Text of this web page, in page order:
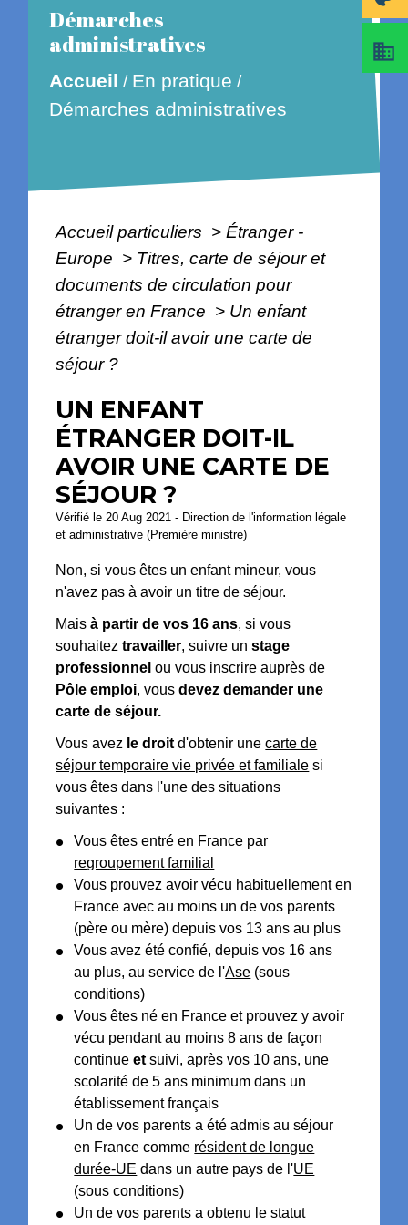
Démarches
administratives
Accueil / En pratique /
Démarches administratives
Accueil particuliers > Étranger -
Europe > Titres, carte de séjour et
documents de circulation pour
étranger en France > Un enfant
étranger doit-il avoir une carte de
séjour ?
UN ENFANT
ÉTRANGER DOIT-IL
AVOIR UNE CARTE DE
SÉJOUR ?
Vérifié le 20 Aug 2021 - Direction de l'information légale
et administrative (Première ministre)
Non, si vous êtes un enfant mineur, vous
n'avez pas à avoir un titre de séjour.
Maisà partir de vos 16 ans, si vous
souhaitez travailler, suivre unstage
professionnel ou vous inscrire auprès de
Pôle emploi, vousdevez demander une
carte de séjour.
Vous avez le droit d'obtenir unecarte de
séjour temporaire vie privée et familiale si
vous êtes dans l'une des situations
suivantes :
Vous êtes entré en France par
regroupement familial
Vous prouvez avoir vécu habituellement en
France avec au moins un de vos parents
(père ou mère) depuis vos 13 ans au plus
Vous avez été confié, depuis vos 16 ans
au plus, au service de l'Ase (sous
conditions)
Vous êtes né en France et prouvez y avoir
vécu pendant au moins 8 ans de façon
continueet suivi, après vos 10 ans, une
scolarité de 5 ans minimum dans un
établissement français
Un de vos parents a été admis au séjour
en France comme résident de longue
durée-UE dans un autre pays de l'UE
(sous conditions)
Un de vos parents a obtenu le statut
business